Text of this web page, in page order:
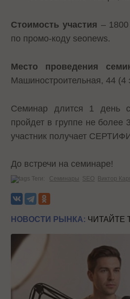
Стоимость участия –
по промо-коду seonews.
Место проведения
Машиностроительная, 44 (4
Семинар длится 1 день
пройдет в группе не более
участник получает
До встречи на семинаре!
Теги: Семинары SEO Виктор
НОВОСТИ РЫНКА: ЧИТАЙТЕ